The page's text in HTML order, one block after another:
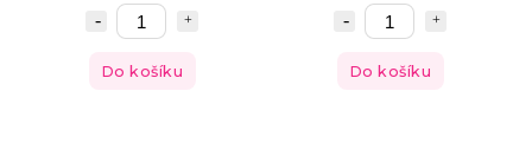
Do košíku Do košíku